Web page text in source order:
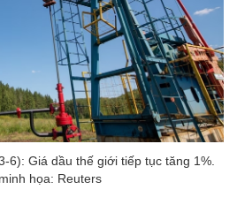
6): Giá dầu thế giới tiếp tục tăng 1%.
họa: Reuters